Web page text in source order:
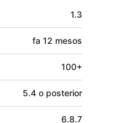
1.3
fa 12 mesos
100+
5.4 o posterior
6.8.7